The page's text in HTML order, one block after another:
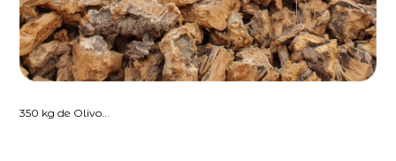
350 kg de Olivo...